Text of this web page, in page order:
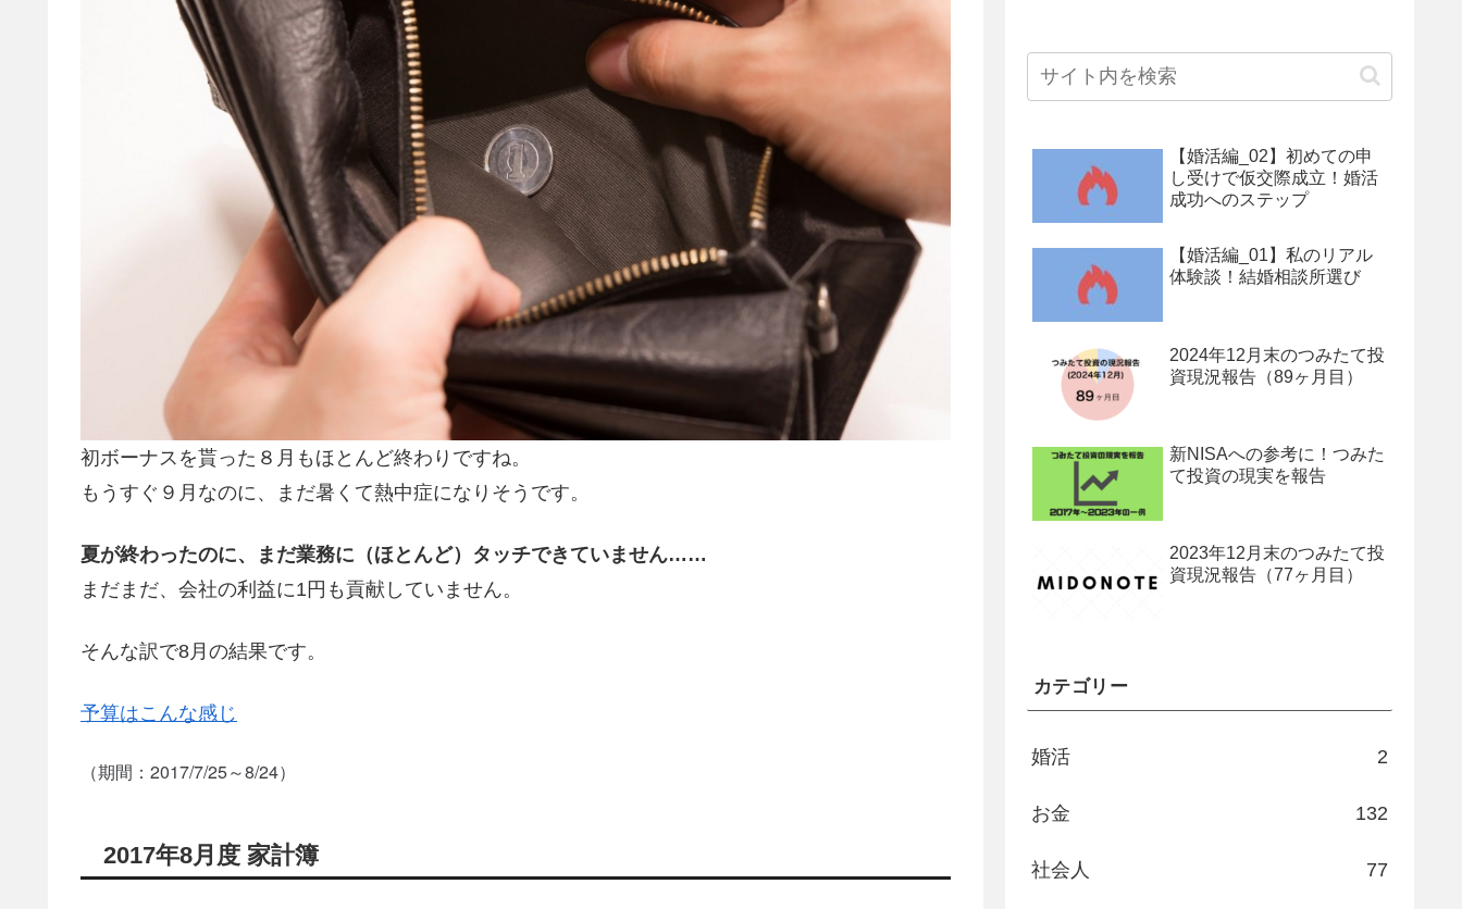
初ボーナスを貰った８月もほとんど終わりですね。
もうすぐ９月なのに、まだ暑くて熱中症になりそうです。
夏が終わったのに、まだ業務に（ほとんど）タッチできていません……
まだまだ、会社の利益に1円も貢献していません。
そんな訳で8月の結果です。
予算はこんな感じ
（期間：2017/7/25～8/24）
2017年8月度 家計簿
【婚活編_02】初めての申
し受けで仮交際成立！婚活
成功へのステップ
【婚活編_01】私のリアル
体験談！結婚相談所選び
2024年12月末のつみたて投
資現況報告（89ヶ月目）
新NISAへの参考に！つみた
て投資の現実を報告
2023年12月末のつみたて投
資現況報告（77ヶ月目）
カテゴリー
婚活 2
お金 132
社会人 77